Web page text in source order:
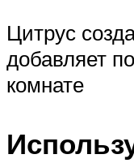
Цитрус
добавляет
комнате